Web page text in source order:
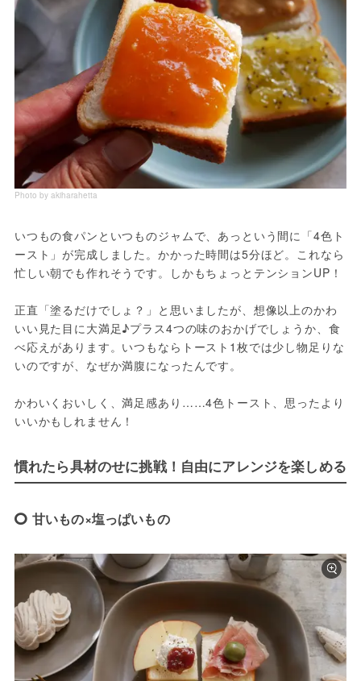
Photo by akiharahetta
いつもの食パンといつものジャムで、あっという間に「4色ト
ースト」が完成しました。かかった時間は5分ほど。これなら
忙しい朝でも作れそうです。しかもちょっとテンションUP！
正直「塗るだけでしょ？」と思いましたが、想像以上のかわ
いい見た目に大満足♪プラス4つの味のおかげでしょうか、食
べ応えがあります。いつもならトースト1枚では少し物足りな
いのですが、なぜか満腹になったんです。
かわいくおいしく、満足感あり……4色トースト、思ったより
いいかもしれません！
慣れたら具材のせに挑戦！自由にアレンジを楽しめる
甘いもの×塩っぱいもの